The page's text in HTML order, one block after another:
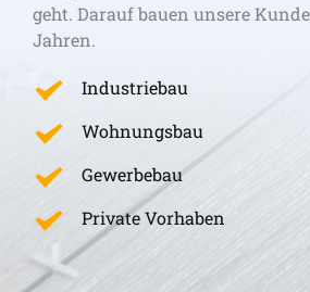
geht. Darauf bauen unsere
Jahren.
Industriebau
Wohnungsbau
Gewerbebau
Private Vorhaben